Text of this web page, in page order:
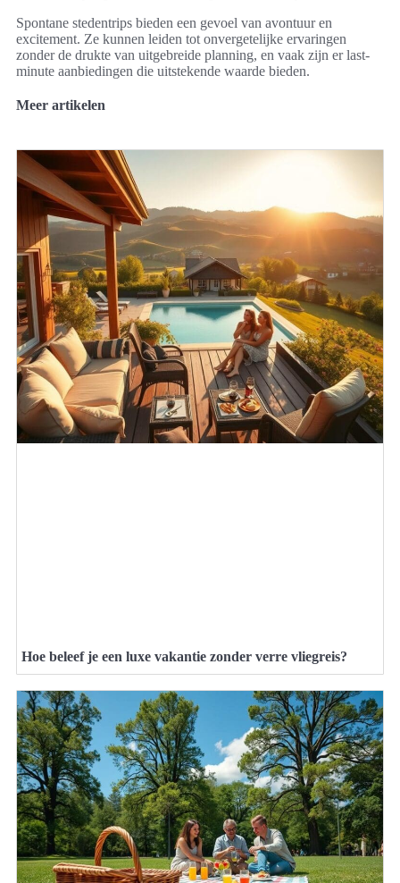
Spontane stedentrips bieden een gevoel van avontuur en
excitement. Ze kunnen leiden tot onvergetelijke ervaringen
zonder de drukte van uitgebreide planning, en vaak zijn er last-
minute aanbiedingen die uitstekende waarde bieden.
Meer artikelen
Hoe beleef je een luxe vakantie zonder verre vliegreis?